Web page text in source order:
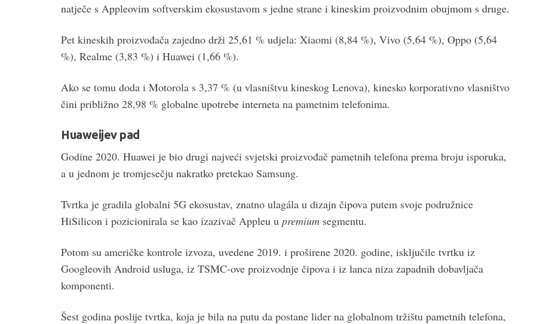
natječe s Appleovim softverskim ekosustavom s jedne strane i kineskim proizvodnim obujmom s druge.
Pet kineskih proizvođača zajedno drži 25,61 % udjela: Xiaomi (8,84 %), Vivo (5,64 %), Oppo (5,64
%), Realme (3,83 %) i Huawei (1,66 %).
Ako se tomu doda i Motorola s 3,37 % (u vlasništvu kineskog Lenova), kinesko korporativno vlasništvo
čini približno 28,98 % globalne upotrebe interneta na pametnim telefonima.
Huaweijev pad
Godine 2020. Huawei je bio drugi najveći svjetski proizvođač pametnih telefona prema broju isporuka,
a u jednom je tromjesečju nakratko pretekao Samsung.
Tvrtka je gradila globalni 5G ekosustav, znatno ulagála u dizajn čipova putem svoje podružnice
HiSilicon i pozicionirala se kao izazivač Appleu u premium segmentu.
Potom su američke kontrole izvoza, uvedene 2019. i proširene 2020. godine, isključile tvrtku iz
Googleovih Android usluga, iz TSMC-ove proizvodnje čipova i iz lanca niza zapadnih dobavljača
komponenti.
Šest godina poslije tvrtka, koja je bila na putu da postane lider na globalnom tržištu pametnih telefona,